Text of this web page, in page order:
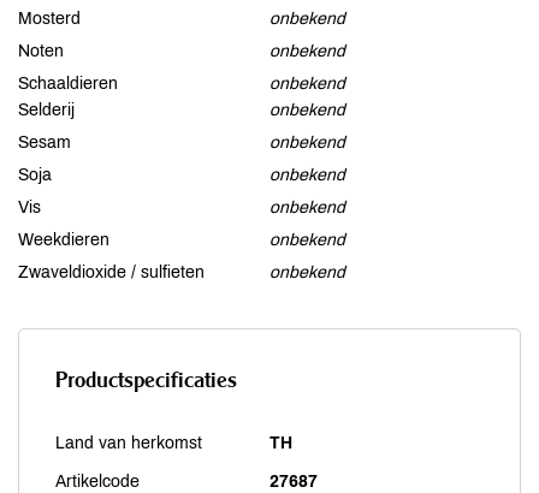
Mosterd
onbekend
Noten
onbekend
Schaaldieren
onbekend
Selderij
onbekend
Sesam
onbekend
Soja
onbekend
Vis
onbekend
Weekdieren
onbekend
Zwaveldioxide / sulfieten
onbekend
Productspecificaties
Land van herkomst TH
Artikelcode 27687